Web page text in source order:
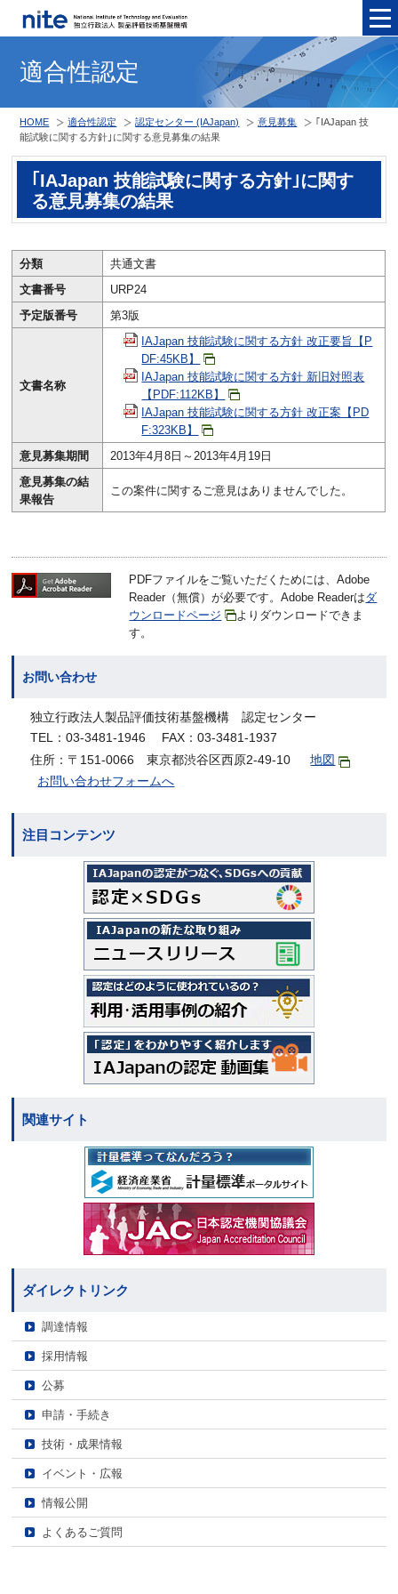
適合性認定
HOME 適合性認定 認定センター (IAJapan) 意見募集
｢IAJapan 技
能試験に関する方針｣に関する意見募集の結果
｢IAJapan 技能試験に関する方針｣に関す
る意見募集の結果
分類
共通文書
文書番号
URP24
予定版番号
第3版
文書名称
IAJapan 技能試験に関する方針 改正要旨【P
DF:45KB】
IAJapan 技能試験に関する方針 新旧対照表
【PDF:112KB】
IAJapan 技能試験に関する方針 改正案【PD
F:323KB】
意見募集期間
2013年4月8日～2013年4月19日
意見募集の結
果報告
この案件に関するご意見はありませんでした。
PDFファイルをご覧いただくためには、Adobe
Reader（無償）が必要です。Adobe Readerはダ
ウンロードページ
よりダウンロードできま
す。
お問い合わせ
独立行政法人製品評価技術基盤機構 認定センター
TEL：03-3481-1946 FAX：03-3481-1937
住所：〒151-0066 東京都渋谷区西原2-49-10
地図
お問い合わせフォームへ
注目コンテンツ
関連サイト
ダイレクトリンク
調達情報
採用情報
公募
申請・手続き
技術・成果情報
イベント・広報
情報公開
よくあるご質問